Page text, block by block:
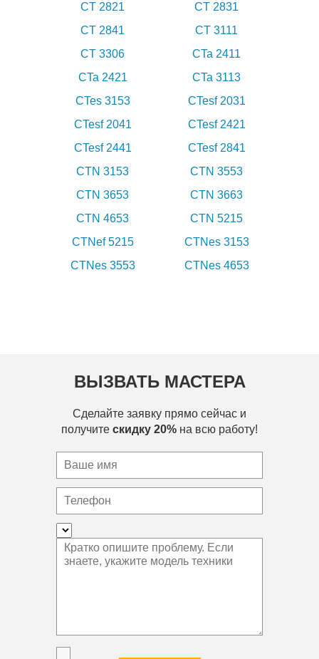
CT 2821
CT 2831
CT 2841
CT 3111
CT 3306
CTa 2411
CTa 2421
CTa 3113
CTes 3153
CTesf 2031
CTesf 2041
CTesf 2421
CTesf 2441
CTesf 2841
CTN 3153
CTN 3553
CTN 3653
CTN 3663
CTN 4653
CTN 5215
CTNef 5215
CTNes 3153
CTNes 3553
CTNes 4653
ВЫЗВАТЬ МАСТЕРА
Сделайте заявку прямо сейчас и
получите скидку 20% на всю работу!